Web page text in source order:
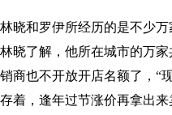
林晓和罗伊所经历的是不少
林晓了解，他所在城市的万
销商也不开放开店名额了，“
存着，逢年过节涨价再拿出来